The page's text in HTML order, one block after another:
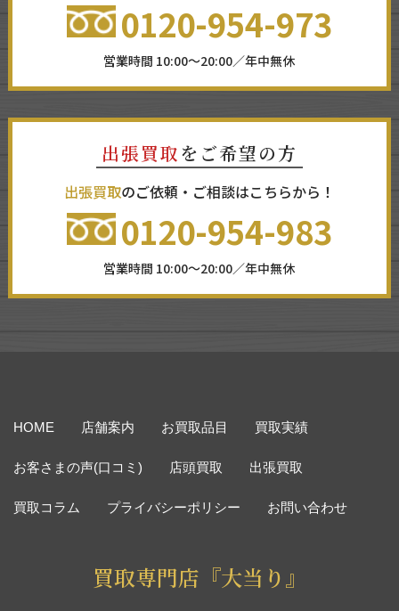
0120-954-973
営業時間 10:00～20:00／年中無休
出張買取 をご希望の方
出張買取のご依頼・ご相談はこちらから！
0120-954-983
営業時間 10:00～20:00／年中無休
HOME 店舗案内 お買取品目 買取実績
お客さまの声(口コミ) 店頭買取 出張買取
買取コラム プライバシーポリシー お問い合わせ
買取専門店『大当り』